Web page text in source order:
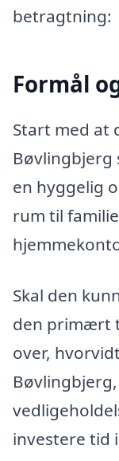
betragtning:
Formål
Start med at
Bøvlingbjerg
en hyggelig
rum til
Skal den
den primært
over,
investere tid